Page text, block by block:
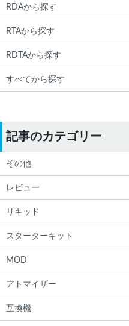
RDAから探す
RTAから探す
RDTAから探す
すべてから探す
記事のカテゴリー
その他
レビュー
リキッド
スターターキット
MOD
アトマイザー
互換機